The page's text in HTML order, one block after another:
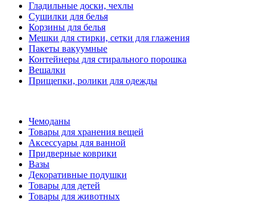
Гладильные доски, чехлы
Сушилки для белья
Корзины для белья
Мешки для стирки, сетки для глажения
Пакеты вакуумные
Контейнеры для стирального порошка
Вешалки
Прищепки, ролики для одежды
Чемоданы
Товары для хранения вещей
Аксессуары для ванной
Придверные коврики
Вазы
Декоративные подушки
Товары для детей
Товары для животных